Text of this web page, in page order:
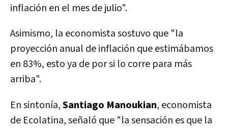
inflación en el mes de julio".
Asimismo, la economista sostuvo que "la
proyección anual de inflación que estimábamos
en 83%, esto ya de por si lo corre para más
arriba".
En sintonía,Santiago Manoukian, economista
de Ecolatina, señaló que "la sensación es que la